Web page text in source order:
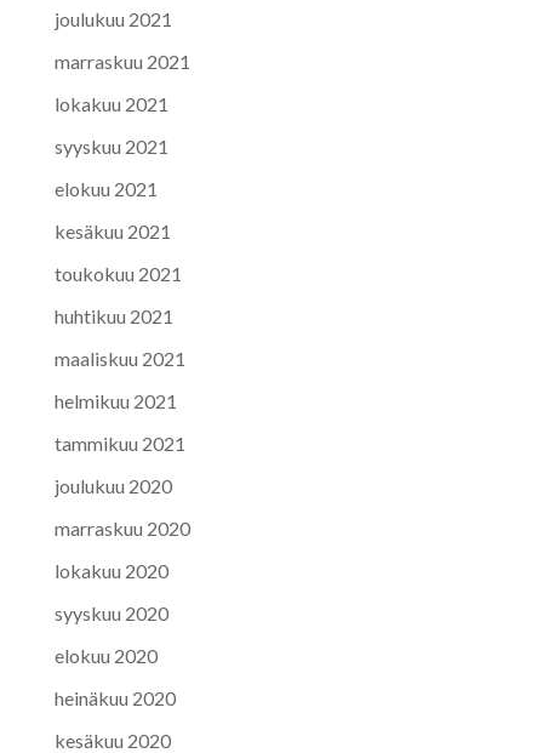
joulukuu 2021
marraskuu 2021
lokakuu 2021
syyskuu 2021
elokuu 2021
kesäkuu 2021
toukokuu 2021
huhtikuu 2021
maaliskuu 2021
helmikuu 2021
tammikuu 2021
joulukuu 2020
marraskuu 2020
lokakuu 2020
syyskuu 2020
elokuu 2020
heinäkuu 2020
kesäkuu 2020